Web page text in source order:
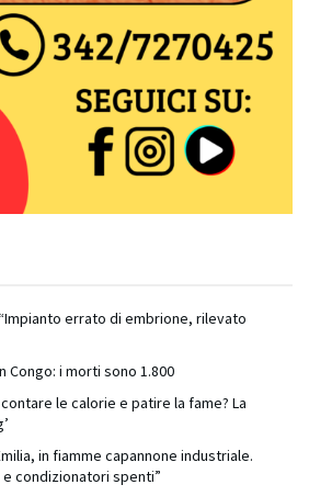
errato di embrione, rilevato
Congo: i morti sono 1.800
le calorie e patire la fame? La
in fiamme capannone industriale.
e condizionatori spenti”